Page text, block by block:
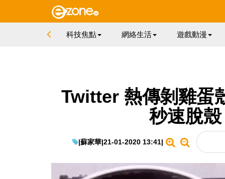
科技焦點 網絡生活 遊戲動漫
Twitter 熱傳剝雞蛋
秒速脫殼
|蘇家華|21-01-2020 13:41|